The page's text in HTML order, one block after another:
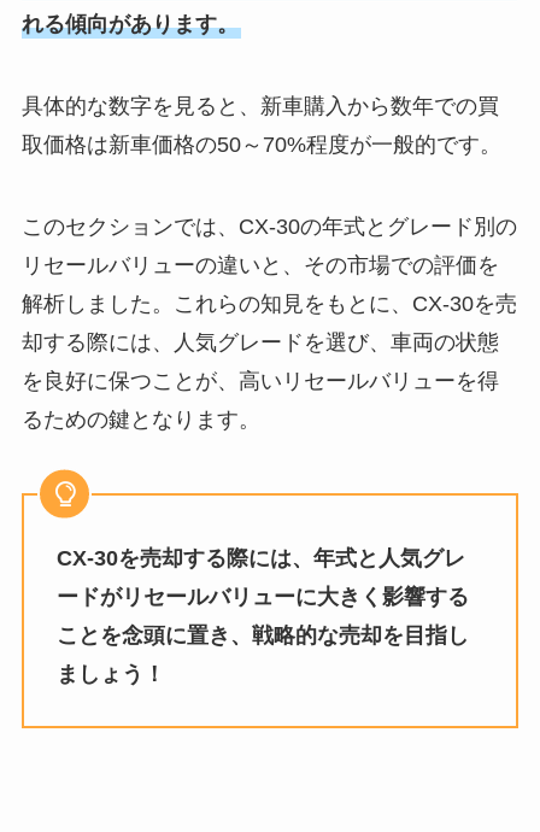
れる傾向があります。
具体的な数字を見ると、新車購入から数年での買
取価格は新車価格の50～70%程度が一般的です。
このセクションでは、CX-30の年式とグレード別の
リセールバリューの違いと、その市場での評価を
解析しました。これらの知見をもとに、CX-30を売
却する際には、人気グレードを選び、車両の状態
を良好に保つことが、高いリセールバリューを得
るための鍵となります。
CX-30を売却する際には、年式と人気グレ
ードがリセールバリューに大きく影響する
ことを念頭に置き、戦略的な売却を目指し
ましょう！